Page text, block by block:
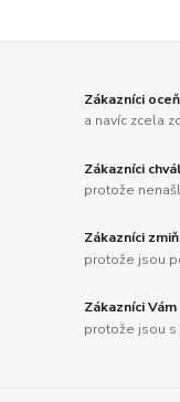
Zákazníci
a navíc zcela
Zákazníci
protože
Zákazníci
protože jsou
Zákazníci
protože jsou